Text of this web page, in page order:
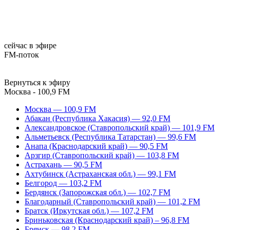
сейчас в эфире
FM-поток
Вернуться к эфиру
Москва - 100,9 FM
Москва — 100,9 FM
Абакан (Республика Хакасия) — 92,0 FM
Александровское (Ставропольский край) — 101,9 FM
Альметьевск (Республика Татарстан) — 99,6 FM
Анапа (Краснодарский край) — 90,5 FM
Арзгир (Ставропольский край) — 103,8 FM
Астрахань — 90,5 FM
Ахтубинск (Астраханская обл.) — 99,1 FM
Белгород — 103,2 FM
Бердянск (Запорожская обл.) — 102,7 FM
Благодарный (Ставропольский край) — 101,2 FM
Братск (Иркутская обл.) — 107,2 FM
Бриньковская (Краснодарский край) – 96,8 FM